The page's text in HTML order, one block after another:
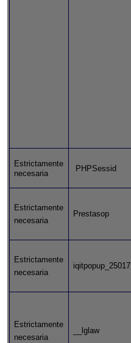
Estrictamente
necesaria
PHPSessid
Estrictamente
necesaria
Prestasop
Estrictamente
necesaria
iqitpopup_25017
Estrictamente
necesaria
__lglaw